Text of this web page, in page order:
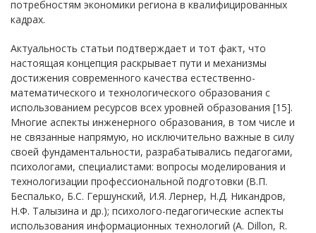
потребностям экономики региона в квалифицированных
кадрах.
Актуальность статьи подтверждает и тот факт, что
настоящая концепция раскрывает пути и механизмы
достижения современного качества естественно-
математического и технологического образования с
использованием ресурсов всех уровней образования [15].
Многие аспекты инженерного образования, в том числе и
не связанные напрямую, но исключительно важные в силу
своей фундаментальности, разрабатывались педагогами,
психологами, специалистами: вопросы моделирования и
технологизации профессиональной подготовки (В.П.
Беспалько, Б.С. Гершунский, И.Я. Лернер, Н.Д. Никандров,
Н.Ф. Талызина и др.); психолого-педагогические аспекты
использования информационных технологий (A. Dillon, R.